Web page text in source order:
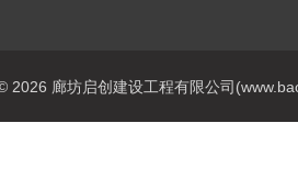
2026 廊坊启创建设工程有限公司